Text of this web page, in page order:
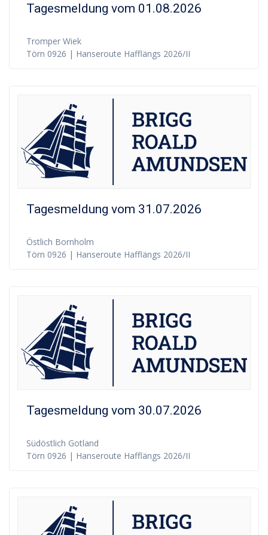
Tagesmeldung vom 01.08.2026
Tromper Wiek
Törn 0926 | Hanseroute Hafflängs 2026/II
Tagesmeldung vom 31.07.2026
Östlich Bornholm
Törn 0926 | Hanseroute Hafflängs 2026/II
Tagesmeldung vom 30.07.2026
Südöstlich Gotland
Törn 0926 | Hanseroute Hafflängs 2026/II